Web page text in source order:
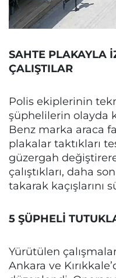
SAHTE PLAKAYLA
ÇALIŞTILAR
Polis ekiplerinin
şüphelilerin olayda
Benz marka araca
plakalar taktıkları
güzergah
çalıştıkları, daha
takarak kaçışlarını
5 ŞÜPHELİ
Yürütülen
Ankara ve